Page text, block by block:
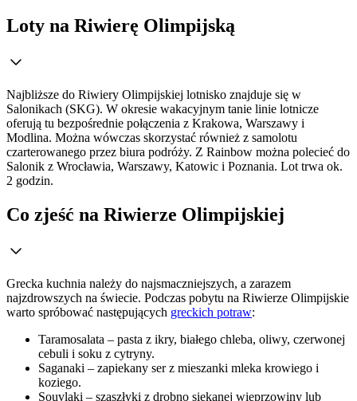
Loty na Riwierę Olimpijską
Najbliższe do Riwiery Olimpijskiej lotnisko znajduje się w
Salonikach (SKG). W okresie wakacyjnym tanie linie lotnicze
oferują tu bezpośrednie połączenia z Krakowa, Warszawy i
Modlina. Można wówczas skorzystać również z samolotu
czarterowanego przez biura podróży. Z Rainbow można polecieć do
Salonik z Wrocławia, Warszawy, Katowic i Poznania. Lot trwa ok.
2 godzin.
Co zjeść na Riwierze Olimpijskiej
Grecka kuchnia należy do najsmaczniejszych, a zarazem
najzdrowszych na świecie. Podczas pobytu na Riwierze Olimpijskie
warto spróbować następujących greckich potraw:
Taramosalata – pasta z ikry, białego chleba, oliwy, czerwonej
cebuli i soku z cytryny.
Saganaki – zapiekany ser z mieszanki mleka krowiego i
koziego.
Souvlaki – szaszłyki z drobno siekanej wieprzowiny lub